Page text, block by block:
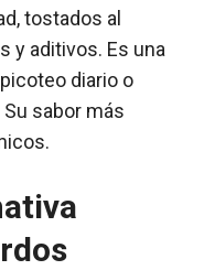
tostados al
y aditivos. Es una
diario o
sabor más